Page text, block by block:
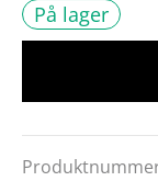
På lager